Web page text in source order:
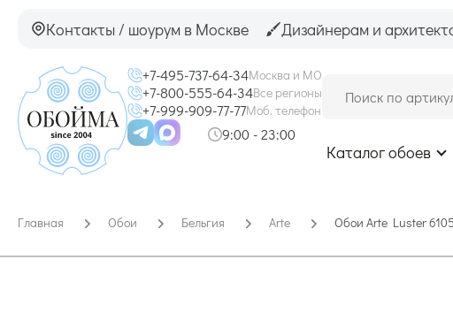
Контакты / шоурум в Москве Дизайнерам и
+7-495-737-64-34Москва и МО
+7-800-555-64-34Все регионы
+7-999-909-77-77Моб. телефон
9:00 - 23:00
Каталог обоев
Главная Обои Бельгия Arte Обои Arte Luster